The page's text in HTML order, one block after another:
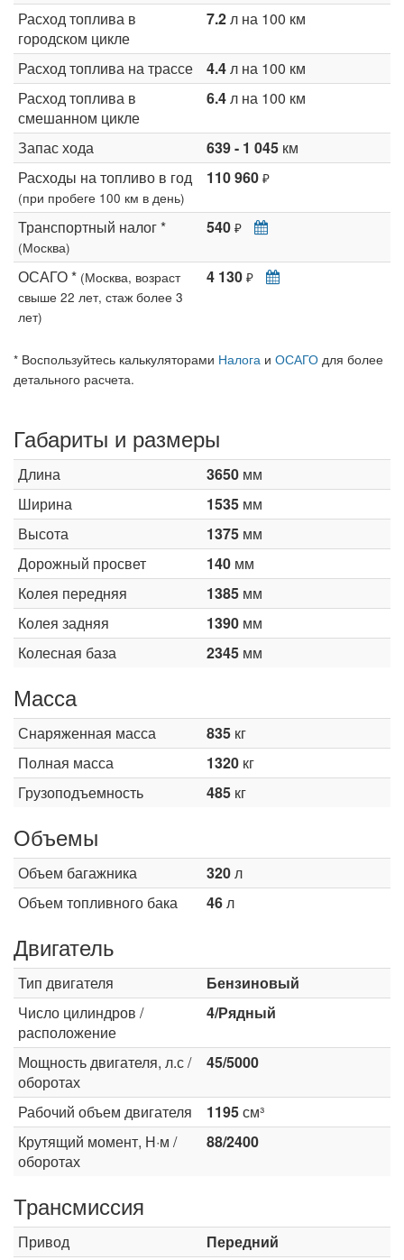
Расход топлива в
городском цикле
7.2л на 100 км
Расход топлива на трассе 4.4л на 100 км
Расход топлива в
смешанном цикле
6.4л на 100 км
Запас хода 639 - 1 045 км
Расходы на топливо в год
(при пробеге 100 км в день)
110 960 ₽
Транспортный налог *
(Москва)
540 ₽
ОСАГО * (Москва, возраст
свыше 22 лет, стаж более 3
лет)
4 130 ₽
* Воспользуйтесь калькуляторами Налога и ОСАГО для более
детального расчета.
Габариты и размеры
Длина 3650 мм
Ширина
1535 мм
Высота
1375 мм
Дорожный просвет
140 мм
Колея передняя
1385 мм
Колея задняя
1390 мм
Колесная база
2345 мм
Масса
Снаряженная масса 835 кг
Полная масса
1320 кг
Грузоподъемность
485 кг
Объемы
Объем багажника 320л
Объем топливного бака
46л
Двигатель
Тип двигателя
Бензиновый
Число цилиндров /
расположение
4/Рядный
Мощность двигателя, л.с /
оборотах
45/5000
Рабочий объем двигателя 1195см³
Крутящий момент, Н·м /
оборотах
88/2400
Трансмиссия
Привод
Передний